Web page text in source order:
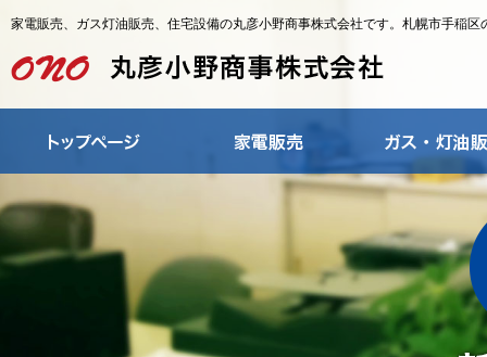
家電販売、ガス灯油販売、住宅設備の丸彦小野商事株式会社です。札幌市手稲区